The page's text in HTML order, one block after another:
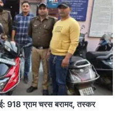
918 ग्राम चरस बरामद, तस्कर